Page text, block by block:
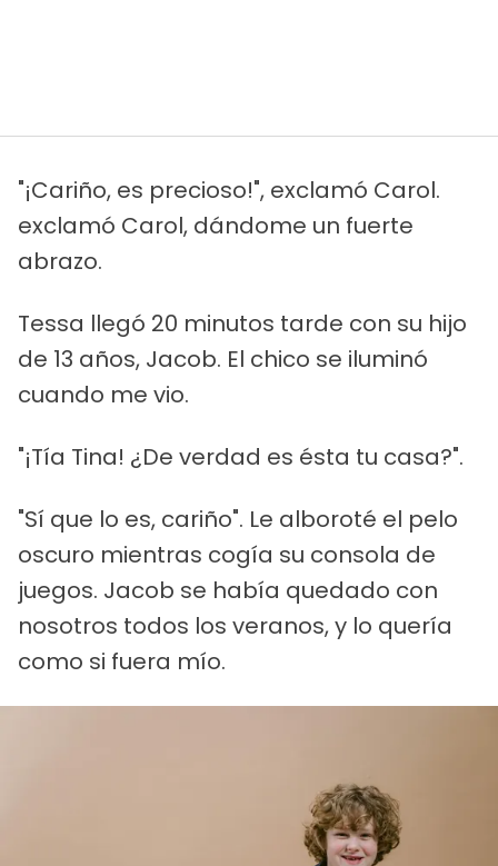
"¡Cariño, es precioso!", exclamó Carol.
exclamó Carol, dándome un fuerte
abrazo.
Tessa llegó 20 minutos tarde con su hijo
de 13 años, Jacob. El chico se iluminó
cuando me vio.
"¡Tía Tina! ¿De verdad es ésta tu casa?".
"Sí que lo es, cariño". Le alboroté el pelo
oscuro mientras cogía su consola de
juegos. Jacob se había quedado con
nosotros todos los veranos, y lo quería
como si fuera mío.